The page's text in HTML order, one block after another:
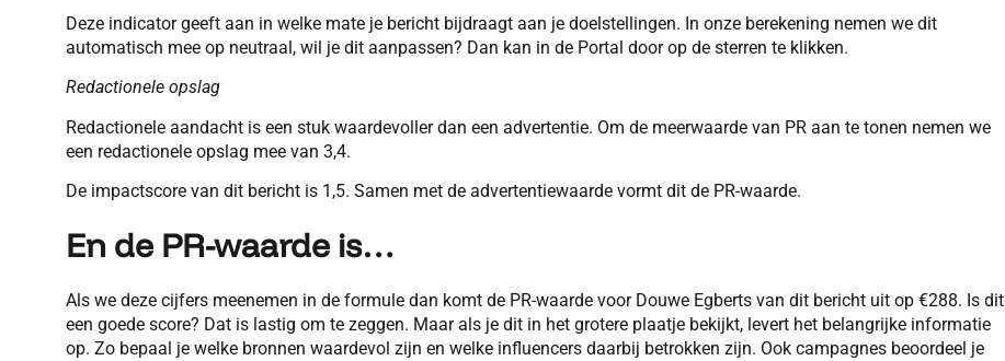
Deze indicator geeft aan in welke mate je bericht bijdraagt aan je doelstellingen. In onze berekening nemen we dit
automatisch mee op neutraal, wil je dit aanpassen? Dan kan in de Portal door op de sterren te klikken.
Redactionele opslag
Redactionele aandacht is een stuk waardevoller dan een advertentie. Om de meerwaarde van PR aan te tonen nemen we
een redactionele opslag mee van 3,4.
De impactscore van dit bericht is 1,5. Samen met de advertentiewaarde vormt dit de PR-waarde.
En de PR-waarde is…
Als we deze cijfers meenemen in de formule dan komt de PR-waarde voor Douwe Egberts van dit bericht uit op €288. Is dit
een goede score? Dat is lastig om te zeggen. Maar als je dit in het grotere plaatje bekijkt, levert het belangrijke informatie
op. Zo bepaal je welke bronnen waardevol zijn en welke influencers daarbij betrokken zijn. Ook campagnes beoordeel je